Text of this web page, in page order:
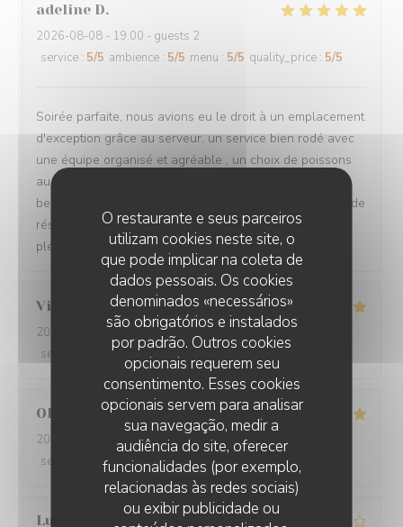
O restaurante e seus parceiros
utilizam cookies neste site, o
que pode implicar na coleta de
dados pessoais. Os cookies
denominados «necessários»
são obrigatórios e instalados
por padrão. Outros cookies
opcionais requerem seu
consentimento. Esses cookies
opcionais servem para analisar
sua navegação, medir a
audiência do site, oferecer
funcionalidades (por exemplo,
relacionadas às redes sociais)
ou exibir publicidade ou
adeline D
2026-08-08 - 19:00 - guests 2
service : 5/5 ambience : 5/5 menu : 5/5 quality_price : 5/5
Soirée parfaite, nous avions eu le droit à un emplacement
d'exception grâce au serveur, un service bien rodé avec
une équipe organisé et agréable , un choix de poissons
au delà des moules sur la carte, nous avons passé une
belle soirée avec un spot magnifique, je vous conseille de
réservér votre table en amont car restaurant très
plébiscité sur la Digue.
Virginie D
2026-08-06
- 12:00 - guests 3
service
ambience /5
Olivier
2026-08-04
- 12:00 - guests 4
service
/5 ambience:5/5 menu: 5/5 quality_price
Ludovic